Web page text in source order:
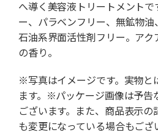
へ導く美容液トリートメントで
ー、パラベンフリー、無鉱物油
石油系界面活性剤フリー。アク
の香り。
※写真はイメージです。実物と
ます。※パッケージ画像は予告
ございます。また、商品表示の
も変更になっている場合もござ